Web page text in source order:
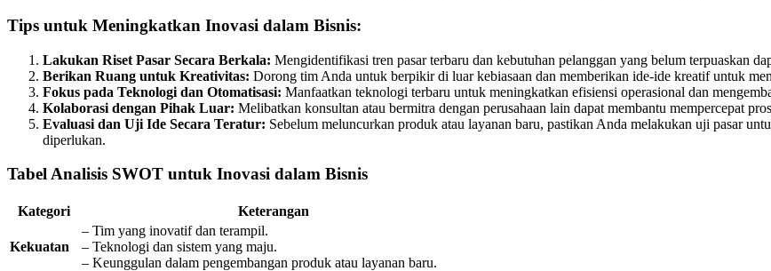
Tips untuk Meningkatkan Inovasi dalam Bisnis:
Lakukan Riset Pasar Secara Berkala: Mengidentifikasi tren pasar terbaru dan kebutuhan pelanggan yang belum terpuaskan
Berikan Ruang untuk Kreativitas: Dorong tim Anda untuk berpikir di luar kebiasaan dan memberikan ide-ide kreatif untuk
Fokus pada Teknologi dan Otomatisasi: Manfaatkan teknologi terbaru untuk meningkatkan efisiensi operasional dan
Kolaborasi dengan Pihak Luar: Melibatkan konsultan atau bermitra dengan perusahaan lain dapat membantu mempercepat
Evaluasi dan Uji Ide Secara Teratur: Sebelum meluncurkan produk atau layanan baru, pastikan Anda melakukan uji pasar
diperlukan.
Tabel Analisis SWOT untuk Inovasi dalam Bisnis
Kategori Keterangan
Kekuatan
– Tim yang inovatif dan terampil.
– Teknologi dan sistem yang maju.
– Keunggulan dalam pengembangan produk atau layanan baru.